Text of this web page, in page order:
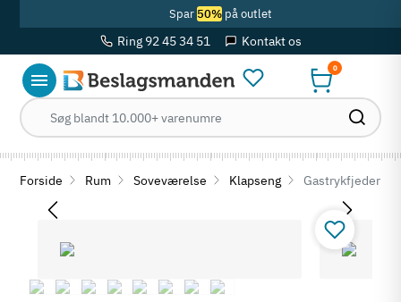
Spar 50%på outlet
Ring 92 45 34 51 Kontakt os
0
Forside Rum Soveværelse Klapseng Gastrykfjeder til